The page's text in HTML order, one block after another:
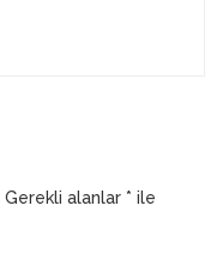
Gerekli alanlar * ile